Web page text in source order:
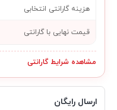
هزینه گارانتی انتخابی
قیمت نهایی با گارانتی
مشاهده شرایط گارانتی
ارسال رایگان